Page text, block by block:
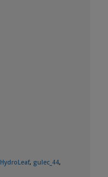
HydroLeaf, gulec_44,